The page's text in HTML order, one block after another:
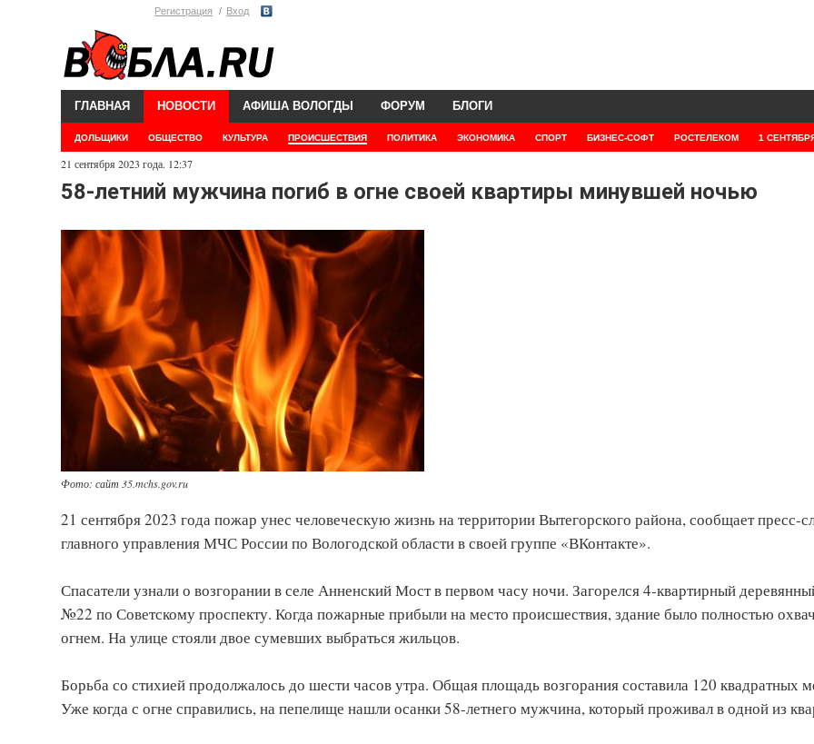
Регистрация Вход
ГЛАВНАЯ НОВОСТИ
ДОЛЬЩИКИ ОБЩЕСТВО КУЛЬТУРА ПРОИСШЕСТВИЯ ПОЛИТИКА ЭКОНОМИКА СПОРТ БИЗНЕС-СОФТ РОСТЕЛЕКОМ 1
АФИША ВОЛОГДЫ ФОРУМ БЛОГИ
21 сентября 2023 года. 12:37
58-летний мужчина погиб в огне своей квартиры минувшей ночью
Фото: сайт 35.mchs.gov.ru
21 сентября 2023 года пожар унес человеческую жизнь на территории Вытегорского района, сообщает пресс-
главного управления МЧС России по Вологодской области в своей группе «ВКонтакте».
Спасатели узнали о возгорании в селе Анненский Мост в первом часу ночи. Загорелся 4-квартирный
№22 по Советскому проспекту. Когда пожарные прибыли на место происшествия, здание было полностью
огнем. На улице стояли двое сумевших выбраться жильцов.
Борьба со стихией продолжалось до шести часов утра. Общая площадь возгорания составила 120 квадратных
Уже когда с огне справились, на пепелище нашли осанки 58-летнего мужчина, который проживал в одной из